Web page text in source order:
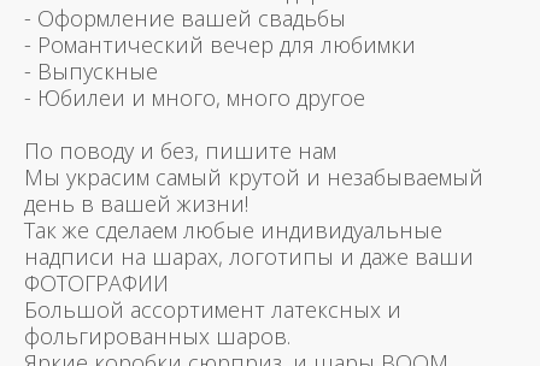
- Оформление вашей свадьбы
- Романтический вечер для любимки
- Выпускные
- Юбилеи и много, много другое
По поводу и без, пишите нам
Мы украсим самый крутой и незабываемый
день в вашей жизни!
Так же сделаем любые индивидуальные
надписи на шарах, логотипы и даже ваши
ФОТОГРАФИИ
Большой ассортимент латексных и
фольгированных шаров.